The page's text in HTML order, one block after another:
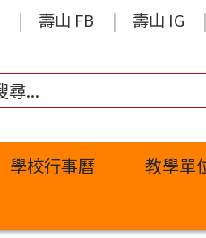
壽山 FB 壽山 IG
學校行事曆
教學單